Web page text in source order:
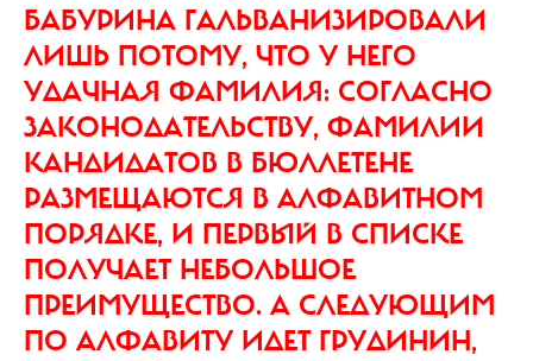
БАБУРИНА ГАЛЬВАНИЗИРОВАЛИ
ЛИШЬ ПОТОМУ, ЧТО У НЕГО
УДАЧНАЯ ФАМИЛИЯ: СОГЛАСНО
ЗАКОНОДАТЕЛЬСТВУ, ФАМИЛИИ
КАНДИДАТОВ В БЮЛЛЕТЕНЕ
РАЗМЕЩАЮТСЯ В АЛФАВИТНОМ
ПОРЯДКЕ, И ПЕРВЫЙ В СПИСКЕ
ПОЛУЧАЕТ НЕБОЛЬШОЕ
ПРЕИМУЩЕСТВО. А СЛЕДУЮЩИМ
ПО АЛФАВИТУ ИДЕТ ГРУДИНИН,